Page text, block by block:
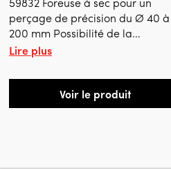
59832 Foreuse à sec pour un
perçage de précision du Ø 40 à
200 mm Possibilité de la
transformer en machine à eau
à eau 69468 Nombreuses
sur demande PRIX CATALOGUE
1.118,40 € HTVA Avec centreur
Lire plus
Voir le produit